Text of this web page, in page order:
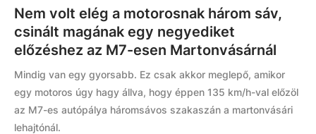
Nem volt elég a motorosnak három sáv,
csinált magának egy negyediket
előzéshez az M7-esen Martonvásárnál
Mindig van egy gyorsabb. Ez csak akkor meglepő, amikor
egy motoros úgy hagy állva, hogy éppen 135 km/h-val előzöl
az M7-es autópálya háromsávos szakaszán a martonvásári
lehajtónál.